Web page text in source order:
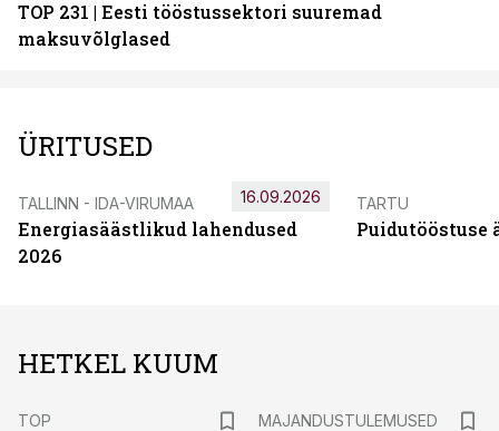
TOP 231 | Eesti tööstussektori suuremad
maksuvõlglased
ÜRITUSED
TALLINN - IDA-VIRUMAA
Energiasäästlikud lahendused
2026
16.09.2026 TARTU
Puidutööstuse
HETKEL KUUM
TOP
MAJANDUSTULEMUSED